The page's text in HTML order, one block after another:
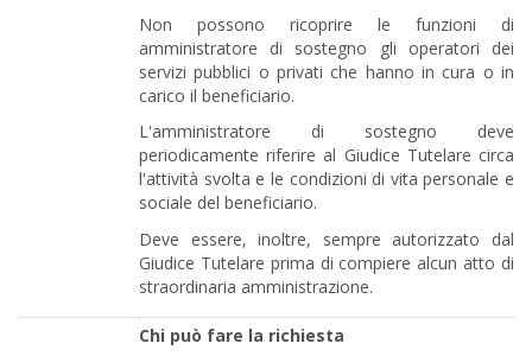
Non possono ricoprire le funzioni di
amministratore di sostegno gli operatori dei
servizi pubblici o privati che hanno in cura o in
carico il beneficiario.
L'amministratore di sostegno deve
periodicamente riferire al Giudice Tutelare circa
l'attività svolta e le condizioni di vita personale e
sociale del beneficiario.
Deve essere, inoltre, sempre autorizzato dal
Giudice Tutelare prima di compiere alcun atto di
straordinaria amministrazione.
Chi può fare la richiesta